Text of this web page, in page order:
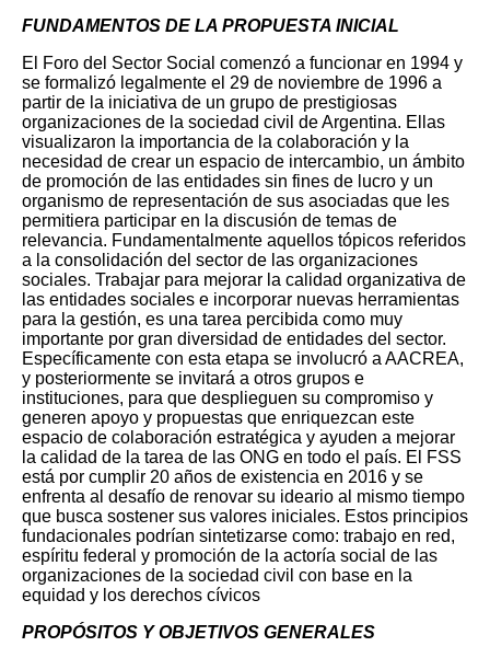
FUNDAMENTOS DE LA PROPUESTA INICIAL
El Foro del Sector Social comenzó a funcionar en 1994 y
se formalizó legalmente el 29 de noviembre de 1996 a
partir de la iniciativa de un grupo de prestigiosas
organizaciones de la sociedad civil de Argentina. Ellas
visualizaron la importancia de la colaboración y la
necesidad de crear un espacio de intercambio, un ámbito
de promoción de las entidades sin fines de lucro y un
organismo de representación de sus asociadas que les
permitiera participar en la discusión de temas de
relevancia. Fundamentalmente aquellos tópicos referidos
a la consolidación del sector de las organizaciones
sociales. Trabajar para mejorar la calidad organizativa de
las entidades sociales e incorporar nuevas herramientas
para la gestión, es una tarea percibida como muy
importante por gran diversidad de entidades del sector.
Específicamente con esta etapa se involucró a AACREA,
y posteriormente se invitará a otros grupos e
instituciones, para que desplieguen su compromiso y
generen apoyo y propuestas que enriquezcan este
espacio de colaboración estratégica y ayuden a mejorar
la calidad de la tarea de las ONG en todo el país. El FSS
está por cumplir 20 años de existencia en 2016 y se
enfrenta al desafío de renovar su ideario al mismo tiempo
que busca sostener sus valores iniciales. Estos principios
fundacionales podrían sintetizarse como: trabajo en red,
espíritu federal y promoción de la actoría social de las
organizaciones de la sociedad civil con base en la
equidad y los derechos cívicos
PROPÓSITOS Y OBJETIVOS GENERALES